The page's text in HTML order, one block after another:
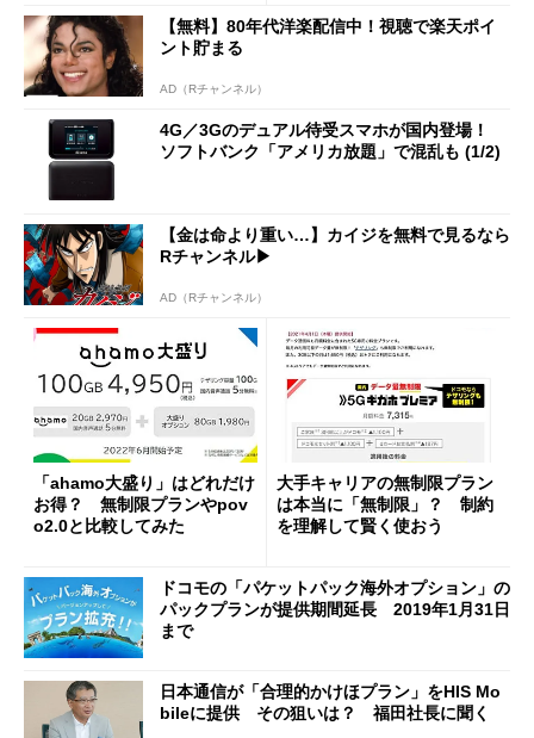
【無料】80年代洋楽配信中！視聴で楽天ポイ
ント貯まる
AD（Rチャンネル）
4G／3Gのデュアル待受スマホが国内登場！
ソフトバンク「アメリカ放題」で混乱も (1/2)
【金は命より重い…】カイジを無料で見るなら
Rチャンネル▶︎
AD（Rチャンネル）
「ahamo大盛り」はどれだけ
お得？ 無制限プランやpov
o2.0と比較してみた
大手キャリアの無制限プラン
は本当に「無制限」？ 制約
を理解して賢く使おう
ドコモの「パケットパック海外オプション」の
パックプランが提供期間延長 2019年1月31日
まで
日本通信が「合理的かけほプラン」をHIS Mo
bileに提供 その狙いは？ 福田社長に聞く